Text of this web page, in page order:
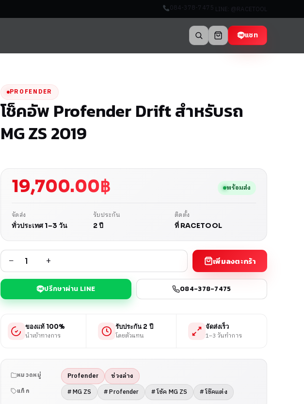
084-378-7475 LINE: @RACETOOL
แชท
PROFENDER
โช็คอัพ Profender Drift สำหรับรถ
MG ZS 2019
19,700.00฿ พร้อมส่ง
จัดส่ง
ทั่วประเทศ 1–3 วัน
รับประกัน
2 ปี
ติดตั้ง
ที่ RACETOOL
− + เพิ่มลงตะกร้า
ปรึกษาผ่าน LINE 084-378-7475
ของแท้ 100%
นำเข้าทางการ
รับประกัน 2 ปี
โดยตัวแทน
จัดส่งเร็ว
1–3 วันทำการ
หมวดหมู่ Profender ช่วงล่าง
แท็ก # MG ZS # Profender # โช้ค MG ZS # โช๊คแต่ง